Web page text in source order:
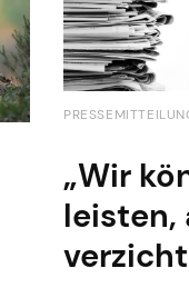
„Wir
leisten,